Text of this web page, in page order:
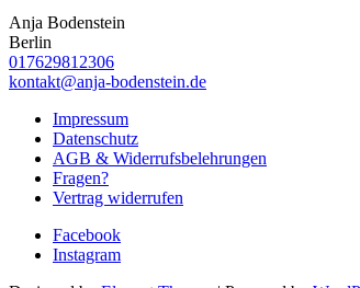
Anja Bodenstein
Berlin
017629812306
kontakt@anja-bodenstein.de
Impressum
Datenschutz
AGB & Widerrufsbelehrungen
Fragen?
Vertrag widerrufen
Facebook
Instagram